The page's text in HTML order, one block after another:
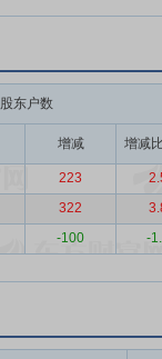
股东户数
增减 增减
223
322
-100 -